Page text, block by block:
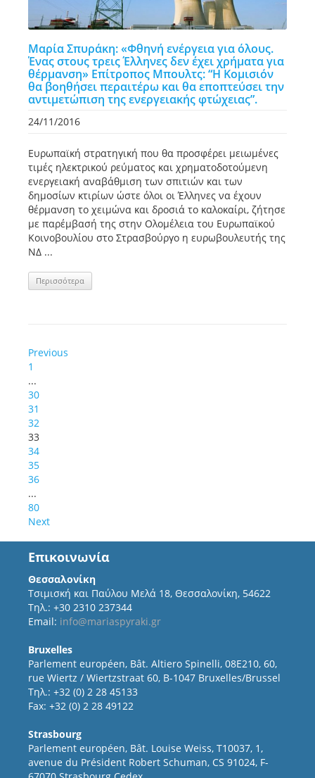
Mαρία Σπυράκη: «Φθηνή ενέργεια για όλους.
Ένας στους τρεις Έλληνες δεν έχει χρήματα για
θέρμανση» Επίτροπος Μπουλτς: “Η Κομισιόν
θα βοηθήσει περαιτέρω και θα εποπτεύσει την
αντιμετώπιση της ενεργειακής φτώχειας”.
24/11/2016
Ευρωπαϊκή στρατηγική που θα προσφέρει μειωμένες
τιμές ηλεκτρικού ρεύματος και χρηματοδοτούμενη
ενεργειακή αναβάθμιση των σπιτιών και των
δημοσίων κτιρίων ώστε όλοι οι Έλληνες να έχουν
θέρμανση το χειμώνα και δροσιά το καλοκαίρι, ζήτησε
με παρέμβασή της στην Ολομέλεια του Ευρωπαϊκού
Κοινοβουλίου στο Στρασβούργο η ευρωβουλευτής της
ΝΔ ...
Περισσότερα
Previous
1
...
30
31
32
33
34
35
36
...
80
Next
Επικοινωνία
Θεσσαλονίκη
Τσιμισκή και Παύλου Μελά 18, Θεσσαλονίκη, 54622
Τηλ.: +30 2310 237344
Email: info@mariaspyraki.gr
Bruxelles
Parlement européen, Bât. Altiero Spinelli, 08E210, 60,
rue Wiertz / Wiertzstraat 60, B-1047 Bruxelles/Brussel
Τηλ.: +32 (0) 2 28 45133
Fax: +32 (0) 2 28 49122
Strasbourg
Parlement européen, Bât. Louise Weiss, T10037, 1,
avenue du Président Robert Schuman, CS 91024, F-